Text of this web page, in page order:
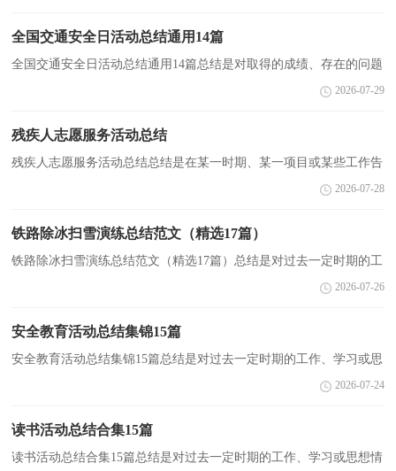
全国交通安全日活动总结通用14篇
全国交通安全日活动总结通用14篇总结是对取得的成绩、存在的问题
及得到的经验和教训等方面情况进行评价与描述的一种书面材料，它
2026-07-29
残疾人志愿服务活动总结
残疾人志愿服务活动总结总结是在某一时期、某一项目或某些工作告
一段落或者全部完成后进行回顾检查、分析评价，从而得出教训和一
2026-07-28
铁路除冰扫雪演练总结范文（精选17篇）
铁路除冰扫雪演练总结范文（精选17篇）总结是对过去一定时期的工
作、学习或思想情况进行回顾、分析，并做出客观评价的书面材料，
2026-07-26
安全教育活动总结集锦15篇
安全教育活动总结集锦15篇总结是对过去一定时期的工作、学习或思
想情况进行回顾、分析，并做出客观评价的书面材料，它在我们的学
2026-07-24
读书活动总结合集15篇
读书活动总结合集15篇总结是对过去一定时期的工作、学习或思想情